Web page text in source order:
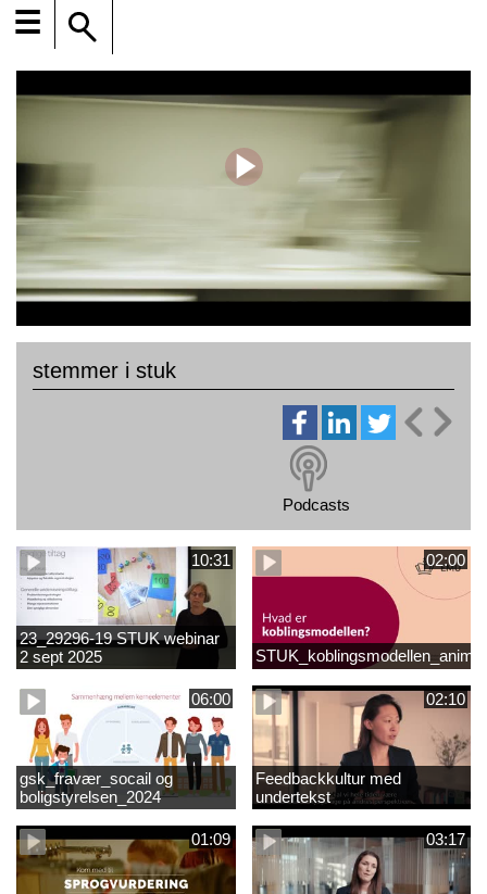
☰
stemmer i stuk
Podcasts
10:31
23_29296-19 STUK webinar
2 sept 2025
1889337_1_1.MP4
02:00
06:00
gsk_fravær_socail og
boligstyrelsen_2024
02:10
Feedbackkultur med
undertekst
01:09 03:17